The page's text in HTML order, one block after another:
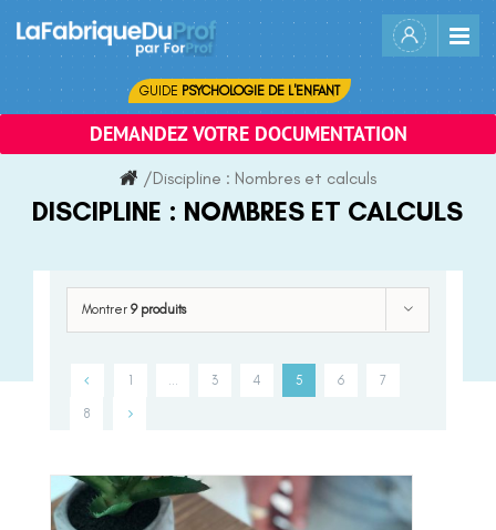
content
GUIDE PSYCHOLOGIE DE L'ENFANT
DEMANDEZ VOTRE DOCUMENTATION
/Discipline : Nombres et calculs
DISCIPLINE : NOMBRES ET CALCULS
Montrer 9 produits
1 3 4 5 6 7
8